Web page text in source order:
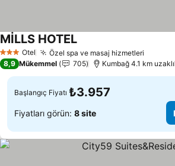
3 YıldızOtel Özel spa ve masaj hizmetleri
MİLLS HOTEL
8,9 Mükemmel 705 Kumbağ 4.1 km
Başlangıç Fiyatı ₺3.957
Fiyatları görün: 8 site